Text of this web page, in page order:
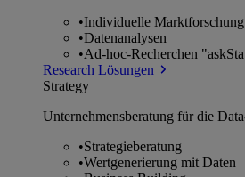
•Individuelle Marktforschung
•Datenanalysen
•Ad-hoc-Recherchen
Research Lösungen
Strategy
Unternehmens­beratung für die
•Strategieberatung
•Wertgenerierung mit Daten